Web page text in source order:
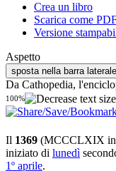
Crea un libro
Scarica come
Versione
Aspetto
sposta nella barra laterale
Da Cathopedia,
100%
Il 1369 (MCCCLXIX in
iniziato di lunedì
1º aprile.